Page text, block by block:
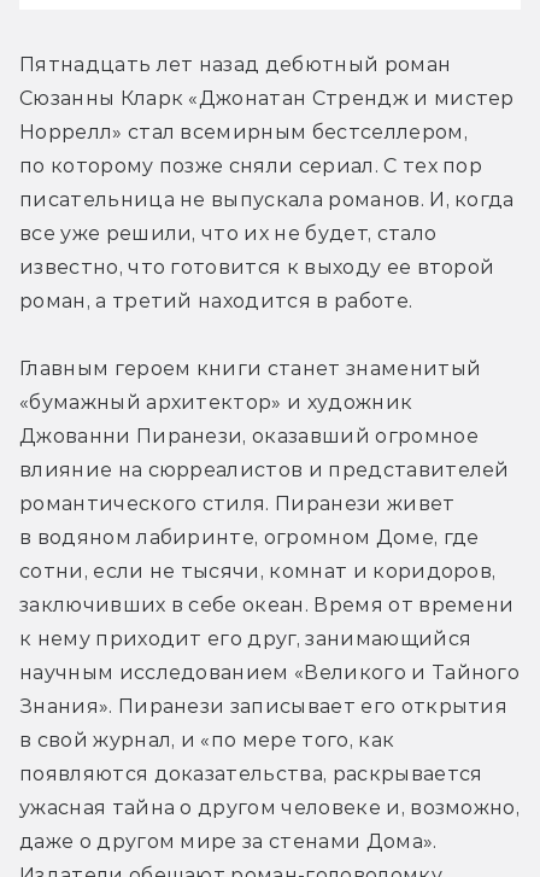
Пятнадцать лет назад дебютный роман
Сюзанны Кларк «Джонатан Стрендж и мистер
Норрелл» стал всемирным бестселлером,
по которому позже сняли сериал. С тех пор
писательница не выпускала романов. И, когда
все уже решили, что их не будет, стало
известно, что готовится к выходу ее второй
роман, а третий находится в работе.
Главным героем книги станет знаменитый
«бумажный архитектор» и художник
Джованни Пиранези, оказавший огромное
влияние на сюрреалистов и представителей
романтического стиля. Пиранези живет
в водяном лабиринте, огромном Доме, где
сотни, если не тысячи, комнат и коридоров,
заключивших в себе океан. Время от времени
к нему приходит его друг, занимающийся
научным исследованием «Великого и Тайного
Знания». Пиранези записывает его открытия
в свой журнал, и «по мере того, как
появляются доказательства, раскрывается
ужасная тайна о другом человеке и, возможно,
даже о другом мире за стенами Дома».